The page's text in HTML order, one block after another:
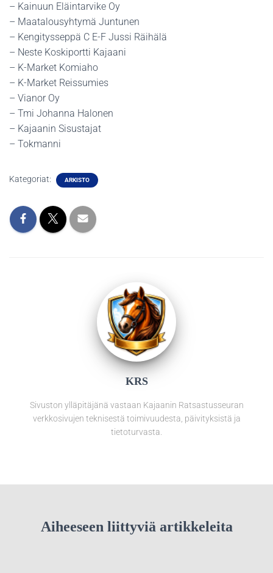
– Kainuun Eläintarvike Oy
– Maatalousyhtymä Juntunen
– Kengitysseppä C E-F Jussi Räihälä
– Neste Koskiportti Kajaani
– K-Market Komiaho
– K-Market Reissumies
– Vianor Oy
– Tmi Johanna Halonen
– Kajaanin Sisustajat
– Tokmanni
Kategoriat: ARKISTO
KRS
Sivuston ylläpitäjänä vastaan Kajaanin Ratsastusseuran
verkkosivujen teknisestä toimivuudesta, päivityksistä ja
tietoturvasta.
Aiheeseen liittyviä artikkeleita